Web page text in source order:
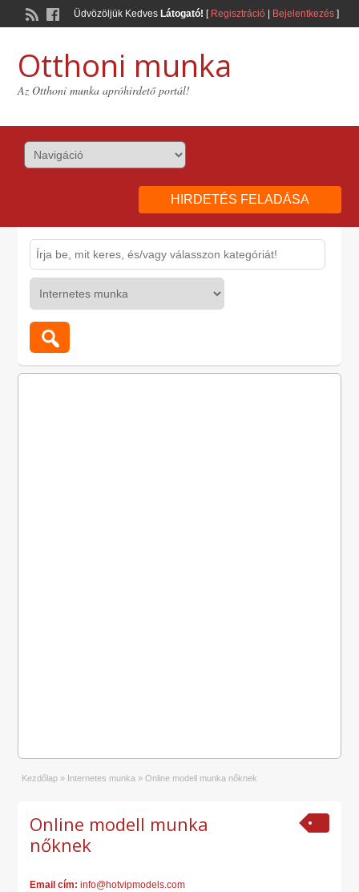
Üdvözöljük Kedves Látogató! [ Regisztráció| Bejelentkezés]
Otthoni munka
Az Otthoni munka apróhirdető portál!
HIRDETÉS FELADÁSA
Kezdőlap » Internetes munka » Online modell munka nőknek
Online modell munka
nőknek
Email cím: info@hotvipmodels.com